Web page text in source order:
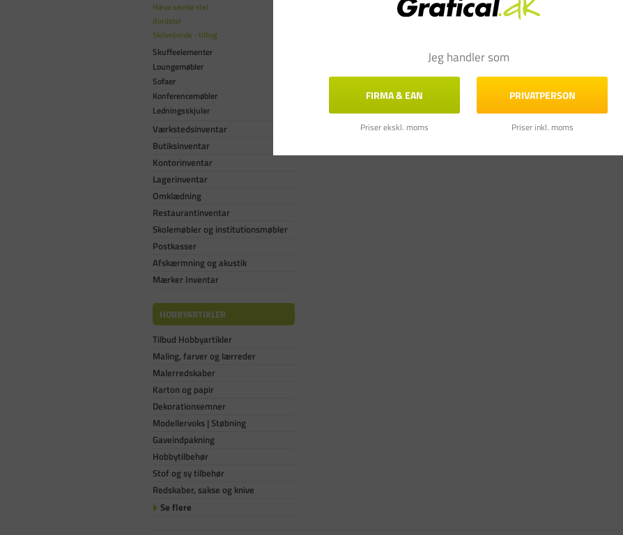
Hæve sænke stel
Bordstel
Skriveborde - tilbyg
Skuffeelementer
Loungemøbler
Sofaer
Konferencemøbler
Ledningsskjuler
Værkstedsinventar
Butiksinventar
Kontorinventar
Lagerinventar
Omklædning
Restaurantinventar
Skolemøbler og institutionsmøbler
Postkasser
Afskærmning og akustik
Mærker Inventar
HOBBYARTIKLER
Tilbud Hobbyartikler
Maling, farver og lærreder
Malerredskaber
Karton og papir
Dekorationsemner
Modellervoks | Støbning
Gaveindpakning
Hobbytilbehør
Stof og sy tilbehør
Redskaber, sakse og knive
Se flere
Jeg handler som
FIRMA & EAN
Priser ekskl. moms
PRIVATPERSON
Priser inkl. moms